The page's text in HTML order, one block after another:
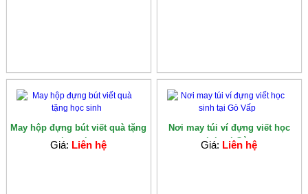
May hộp đựng bút viết quà tặng
học si...
Giá: Liên hệ
Nơi may túi ví đựng viết học
sinh tại Gò...
Giá: Liên hệ